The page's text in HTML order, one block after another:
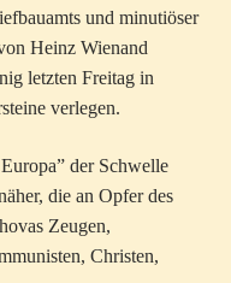
und minutiöser
Heinz Wienand
letzten Freitag in
verlegen.
der Schwelle
die an Opfer des
Zeugen,
Christen,